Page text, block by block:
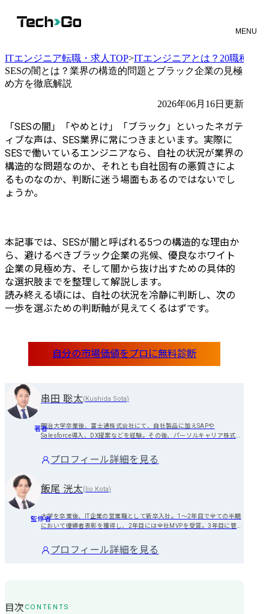
MENU
ITエンジニア転職・求人TOP>ITエンジニアとは？20職種と
SESの闇とは？業界の構造的問題とブラック企業の見極
め方を徹底解説
2026年06月16日更新
「SESの闇」「やめとけ」「ブラック」といったネガテ
ィブな声は、SES業界に常につきまといます。実際に
SESで働いているエンジニアなら、自社の状況が業界の
構造的な問題なのか、それとも自社固有の悪質さによ
るものなのか、判断に迷う場面もあるのではないでし
ょうか。
本記事では、SESが闇と呼ばれる5つの構造的な理由か
ら、避けるべきブラック企業の兆候、優良なホワイト
企業の見極め方、そして闇から抜け出すための具体的
な選択肢までを整理して解説します。
読み終える頃には、自社の状況を冷静に判断し、次の
一歩を選ぶための判断軸が見えてくるはずです。
著者
串田 聡太( Kushida Sota)
明治大学卒業後、富士通株式会社にて、自社製品に加えSAPや
Salesforce導入、DX提案などを経験。その後、パーソルキャリア株式会
する。プロフィール詳細を見る
監修者
飯尾 洸太( Iio Kota)
大学を卒業後、IT企業の営業職として新卒入社。1～2年目で全ての半期
において優績者表彰を獲得し、2年目には全社MVPを受賞。3年目に管理
店を立て直し、5年目には全国1位へと導く。その後、仕事を通じて輝け
る人を1人でも増やしたいと考えキャリアアドバイザーに転身し、技術
プロフィール詳細を見る
目次 CONTENTS